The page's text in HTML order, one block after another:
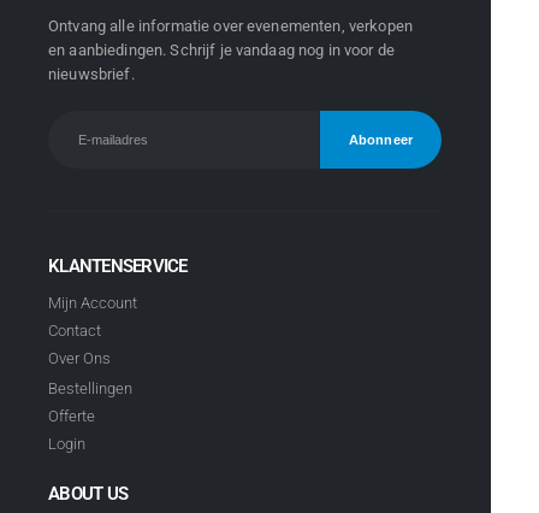
Ontvang alle informatie over evenementen, verkopen
en aanbiedingen. Schrijf je vandaag nog in voor de
nieuwsbrief.
KLANTENSERVICE
Mijn Account
Contact
Over Ons
Bestellingen
Offerte
Login
ABOUT US